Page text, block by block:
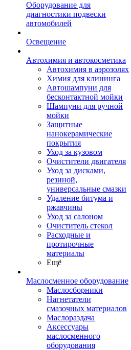
Оборудование для
диагностики подвески
автомобилей
Освещение
Автохимия и автокосметика
Автохимия в аэрозолях
Химия для клининга
Автошампуни для
бесконтактной мойки
Шампуни для ручной
мойки
Защитные
нанокерамические
покрытия
Уход за кузовом
Очистители двигателя
Уход за дисками,
резиной,
универсальные смазки
Удаление битума и
ржавчины
Уход за салоном
Очиститель стекол
Расходные и
протирочные
материалы
Ещё
Маслосменное оборудование
Маслосборники
Нагнетатели
смазочных материалов
Маслораздача
Аксессуары
маслосменного
оборудования